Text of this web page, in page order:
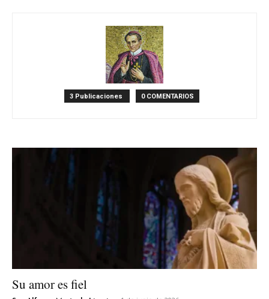
3 Publicaciones 0 COMENTARIOS
Su amor es fiel